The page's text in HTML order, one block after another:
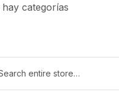
categorías